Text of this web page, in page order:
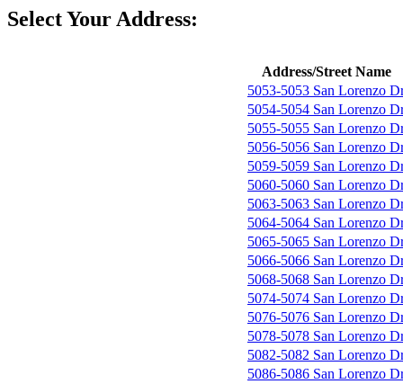
Select Your Address:
Address/Street Name
5053-5053 San Lorenzo
5054-5054 San Lorenzo
5055-5055 San Lorenzo
5056-5056 San Lorenzo
5059-5059 San Lorenzo
5060-5060 San Lorenzo
5063-5063 San Lorenzo
5064-5064 San Lorenzo
5065-5065 San Lorenzo
5066-5066 San Lorenzo
5068-5068 San Lorenzo
5074-5074 San Lorenzo
5076-5076 San Lorenzo
5078-5078 San Lorenzo
5082-5082 San Lorenzo
5086-5086 San Lorenzo